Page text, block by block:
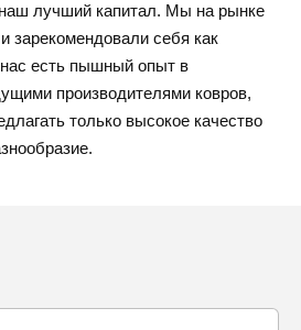
лучший капитал. Мы на рынке
зарекомендовали себя как
есть пышный опыт в
производителями ковров,
только высокое качество